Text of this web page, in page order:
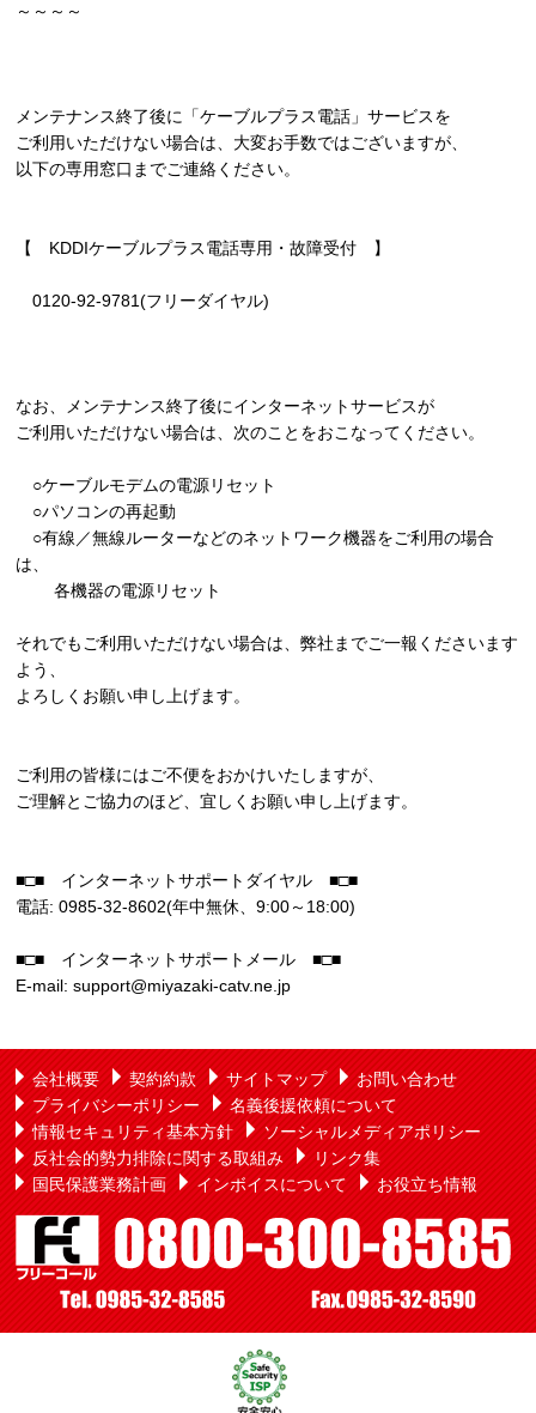
～～～～
メンテナンス終了後に「ケーブルプラス電話」サービスを
ご利用いただけない場合は、大変お手数ではございますが、
以下の専用窓口までご連絡ください。
【 KDDIケーブルプラス電話専用・故障受付 】
0120-92-9781(フリーダイヤル)
なお、メンテナンス終了後にインターネットサービスが
ご利用いただけない場合は、次のことをおこなってください。
○ケーブルモデムの電源リセット
○パソコンの再起動
○有線／無線ルーターなどのネットワーク機器をご利用の場合
は、
各機器の電源リセット
それでもご利用いただけない場合は、弊社までご一報くださいます
よう、
よろしくお願い申し上げます。
ご利用の皆様にはご不便をおかけいたしますが、
ご理解とご協力のほど、宜しくお願い申し上げます。
■□■ インターネットサポートダイヤル ■□■
電話: 0985-32-8602(年中無休、9:00～18:00)
■□■ インターネットサポートメール ■□■
E-mail: support@miyazaki-catv.ne.jp
会社概要 契約約款 サイトマップ
お問い合わせ
プライバシーポリシー
名義後援依頼について
情報セキュリティ基本方針
ソーシャルメディアポリシー
反社会的勢力排除に関する取組み
リンク集
国民保護業務計画
インボイスについて お役立ち情報